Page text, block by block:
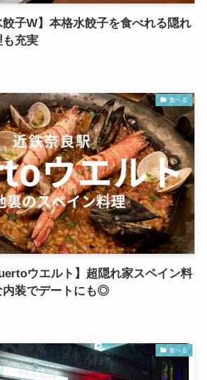
餃子W】本格水餃子を食べれる隠れ
充実
食べる
ウエルト】超隠れ家スペイン料
内装でデートにも◎
食べる